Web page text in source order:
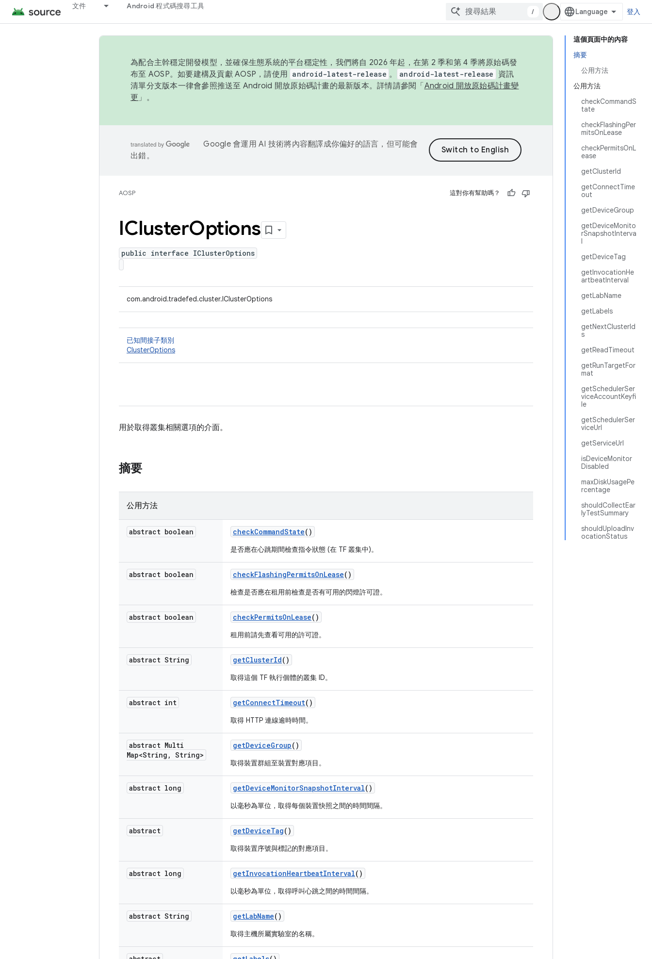
文件 Android 程式碼搜尋工具
/ 登入
這個頁面中的內容
摘要
公用方法
公用方法
checkCommandS
tate
checkFlashingPer
mitsOnLease
checkPermitsOnL
ease
getClusterId
getConnectTime
out
getDeviceGroup
getDeviceMonito
rSnapshotInterva
l
getDeviceTag
getInvocationHe
artbeatInterval
getLabName
getLabels
getNextClusterId
s
getReadTimeout
getRunTargetFor
mat
getSchedulerSer
viceAccountKeyfi
le
getSchedulerSer
viceUrl
getServiceUrl
isDeviceMonitor
Disabled
maxDiskUsagePe
rcentage
shouldCollectEar
lyTestSummary
shouldUploadInv
ocationStatus
為配合主幹穩定開發模型，並確保生態系統的平台穩定性，我們將自 2026 年起，在第 2 季和第 4 季將原始碼發
布至 AOSP。如要建構及貢獻 AOSP，請使用 android-latest-release 。 android-latest-release
資訊
清單分支版本一律會參照推送至 Android 開放原始碼計畫的最新版本。詳情請參閱「 Android 開放原始碼計畫變
更 」。
Google 會運用 AI 技術將內容翻譯成你偏好的語言，但可能會
出錯。
AOSP 這對你有幫助嗎？
IClusterOptions
public interface IClusterOptions
com.android.tradefed.cluster.IClusterOptions
已知間接子類別
ClusterOptions
用於取得叢集相關選項的介面。
摘要
公用方法
abstract boolean checkCommandState()
是否應在心跳期間檢查指令狀態 (在 TF 叢集中)。
abstract boolean checkFlashingPermitsOnLease()
檢查是否應在租用前檢查是否有可用的閃燈許可證。
abstract boolean checkPermitsOnLease()
租用前請先查看可用的許可證。
abstract String getClusterId()
取得這個 TF 執行個體的叢集 ID。
abstract int getConnectTimeout()
取得 HTTP 連線逾時時間。
abstract Multi
Map<String , String>
getDeviceGroup()
取得裝置群組至裝置對應項目。
abstract long getDeviceMonitorSnapshotInterval()
以毫秒為單位，取得每個裝置快照之間的時間間隔。
abstract getDeviceTag()
取得裝置序號與標記的對應項目。
abstract long getInvocationHeartbeatInterval()
以毫秒為單位，取得呼叫心跳之間的時間間隔。
abstract String getLabName()
取得主機所屬實驗室的名稱。